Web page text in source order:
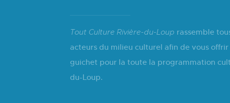
Tout Culture Rivière-du-Loup rassemble
acteurs du milieu culturel afin de vous
guichet pour la toute la programmation
du-Loup.